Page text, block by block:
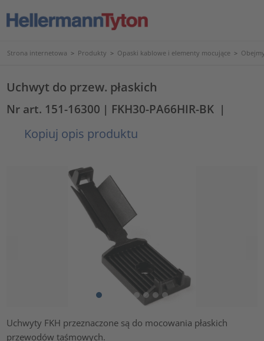
Strona internetowa > Produkty > Opaski kablowe i elementy mocujące >
Uchwyt do przew. płaskich
Nr art. 151-16300 | FKH30-PA66HIR-BK |
Kopiuj opis produktu
Uchwyty FKH przeznaczone są do mocowania płaskich
przewodów taśmowych.